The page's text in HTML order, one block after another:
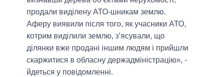
продали виділену АТО-шникам землю.
Аферу виявили після того, як учасники АТО,
котрим виділили землю, з’ясували, що
ділянки вже продані іншим людям і прийшли
скаржитися в обласну держадміністрацію», -
йдеться у повідомленні.